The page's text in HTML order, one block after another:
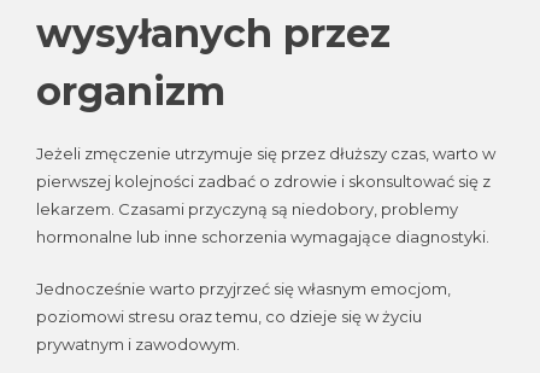
wysyłanych przez
organizm
Jeżeli zmęczenie utrzymuje się przez dłuższy czas, warto w
pierwszej kolejności zadbać o zdrowie i skonsultować się z
lekarzem. Czasami przyczyną są niedobory, problemy
hormonalne lub inne schorzenia wymagające diagnostyki.
Jednocześnie warto przyjrzeć się własnym emocjom,
poziomowi stresu oraz temu, co dzieje się w życiu
prywatnym i zawodowym.